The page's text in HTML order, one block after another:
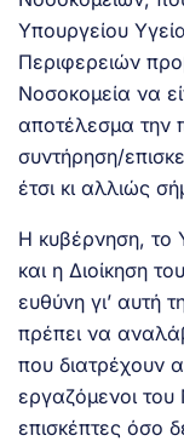
Υπουργείου
Περιφερειών
Νοσοκομεία να
αποτέλεσμα την
συντήρηση/
έτσι κι αλλιώς
Η κυβέρνηση, το
και η Διοίκηση
ευθύνη γι’ αυτή
πρέπει να
που διατρέχουν
εργαζόμενοι του
επισκέπτες όσο